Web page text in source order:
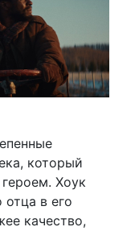
который
Хоук
отца в его
качество,